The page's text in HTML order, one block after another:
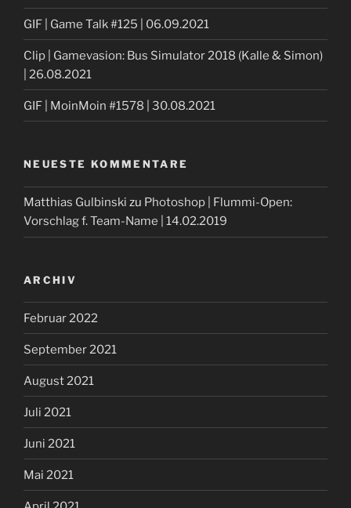
GIF | Game Talk #125 | 06.09.2021
Clip | Gamevasion: Bus Simulator 2018 (Kalle & Simon)
| 26.08.2021
GIF | MoinMoin #1578 | 30.08.2021
NEUESTE KOMMENTARE
Matthias Gulbinski zu Photoshop | Flummi-Open:
Vorschlag f. Team-Name | 14.02.2019
ARCHIV
Februar 2022
September 2021
August 2021
Juli 2021
Juni 2021
Mai 2021